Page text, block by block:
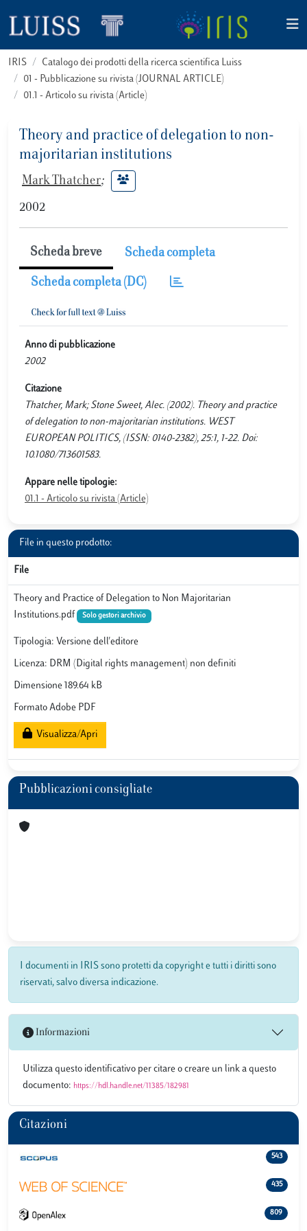
IRIS
Catalogo dei prodotti della ricerca scientifica Luiss
01 - Pubblicazione su rivista (JOURNAL ARTICLE)
01.1 - Articolo su rivista (Article)
Theory and practice of delegation to non-
majoritarian institutions
Mark Thatcher;
2002
Scheda breve Scheda completa
Scheda completa (DC)
Anno di pubblicazione
2002
Citazione
Thatcher, Mark; Stone Sweet, Alec. (2002). Theory and practice
of delegation to non-majoritarian institutions. WEST
EUROPEAN POLITICS, (ISSN: 0140-2382), 25:1, 1-22. Doi:
10.1080/713601583.
Appare nelle tipologie:
01.1 - Articolo su rivista (Article)
File in questo prodotto:
File
Theory and Practice of Delegation to Non Majoritarian
Institutions.pdf
Solo gestori archivio
Tipologia: Versione dell'editore
Licenza: DRM (Digital rights management) non definiti
Dimensione 189.64 kB
Formato Adobe PDF
Visualizza/Apri
Pubblicazioni consigliate
I documenti in IRIS sono protetti da copyright e tutti i diritti sono
riservati, salvo diversa indicazione.
Informazioni
Utilizza questo identificativo per citare o creare un link a questo
documento: https://hdl.handle.net/11385/182981
Citazioni
543
435
809